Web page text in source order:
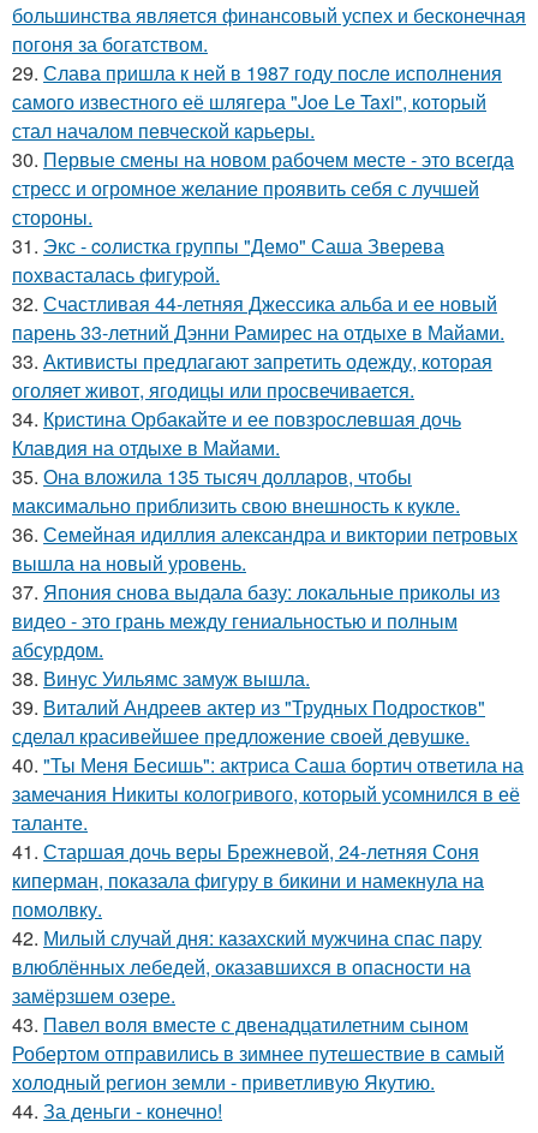
большинства является финансовый успех и бесконечная
погоня за богатством.
29. Слава пришла к ней в 1987 году после исполнения
самого известного её шлягера "Joe Le Taxi", который
стал началом певческой карьеры.
30. Первые смены на новом рабочем месте - это всегда
стресс и огромное желание проявить себя с лучшей
стороны.
31. Экс - coлистка группы "Демо" Саша Зверева
пoхвасталась фигуpoй.
32. Счастливая 44-летняя Джессика альба и ее новый
парень 33-летний Дэнни Рамирес на отдыхе в Майами.
33. Активисты предлагают запретить одежду, которая
оголяет живот, ягодицы или просвечивается.
34. Кристина Орбакайте и ее повзрослевшая дочь
Клавдия на отдыхе в Майами.
35. Она вложила 135 тысяч долларов, чтобы
максимально приблизить свою внешность к кукле.
36. Семейная идиллия александра и виктории петровых
вышла на новый уровень.
37. Япония снова выдала базу: локальные приколы из
видео - это грань между гениальностью и полным
абсурдом.
38. Винус Уильямс замуж вышла.
39. Виталий Андреев актер из "Трудных Подростков"
сделал красивейшее предложение своей девушке.
40. "Ты Меня Бесишь": актриса Саша бортич ответила на
замечания Никиты кологривого, который усомнился в её
таланте.
41. Старшая дочь веры Брежневой, 24-летняя Соня
киперман, показала фигуру в бикини и намекнула на
помолвку.
42. Милый случай дня: казахский мужчина спас пару
влюблённых лебедей, оказавшихся в опасности на
замёрзшем озере.
43. Павел воля вместе с двенадцатилетним сыном
Робертом отправились в зимнее путешествие в самый
холодный регион земли - приветливую Якутию.
44. За деньги - конечно!